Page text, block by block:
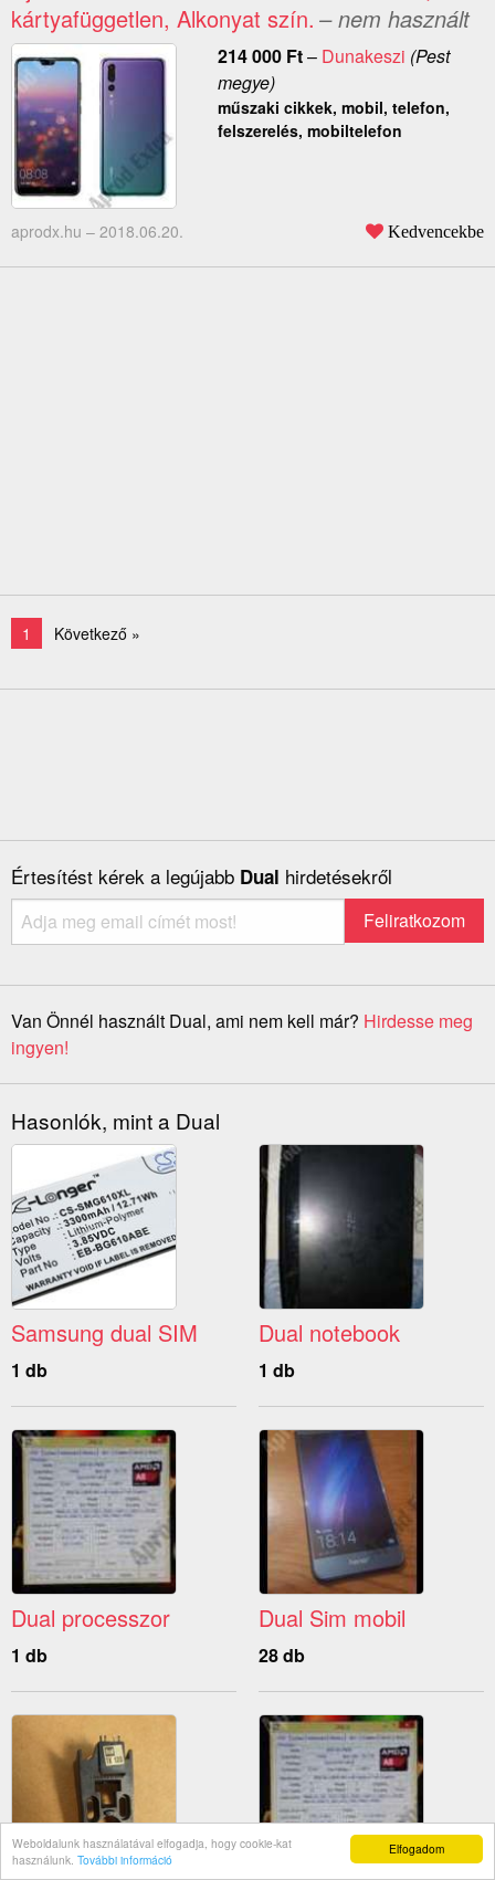
Elfogadom
Weboldalunk használatával elfogadja, hogy cookie-kat
használunk. További információ
kártyafüggetlen, Alkonyat szín. – nem használt
214 000 Ft– Dunakeszi (Pest
megye)
műszaki cikkek, mobil, telefon,
felszerelés, mobiltelefon
aprodx.hu – 2018.06.20. Kedvencekbe
1 Következő »
Értesítést kérek a legújabb Dual hirdetésekről
Van Önnél használt Dual, ami nem kell már? Hirdesse meg
ingyen!
Hasonlók, mint a Dual
Samsung dual SIM
1 db
Dual notebook
1 db
Dual processzor
1 db
Dual Sim mobil
28 db